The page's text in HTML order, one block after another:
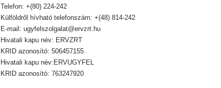
Telefon: +(80) 224-242
Külföldről hívható telefonszám: +(48) 814-242
E-mail: ugyfelszolgalat@ervzrt.hu
Hivatali kapu név: ERVZRT
KRID azonosító: 506457155
Hivatali kapu név:ERVUGYFEL
KRID azonosító: 763247920